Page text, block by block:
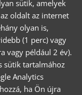
sütik, amelyek
oldalt az internet
olyan is,
(1 perc) vagy
vagy például 2 év).
sütik tartalmához
Analytics
ha Ön újra